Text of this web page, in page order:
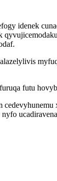
idenek
futu